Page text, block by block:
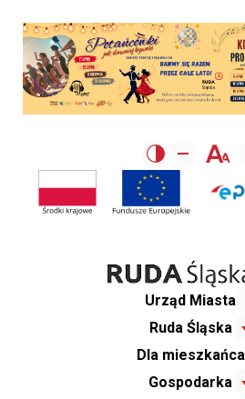
Urząd Miasta
Ruda Śląska
Dla mieszkańca
Gospodarka